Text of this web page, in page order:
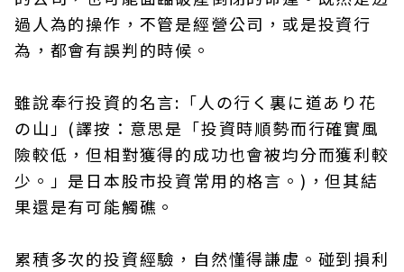
過人為的操作，不管是經營公司，或是投資行
為，都會有誤判的時候。
雖說奉行投資的名言:「人の行く裏に道あり花
の山」(譯按：意思是「投資時順勢而行確實風
險較低，但相對獲得的成功也會被均分而獲利較
少。」是日本股市投資常用的格言。)，但其結
果還是有可能觸礁。
累積多次的投資經驗，自然懂得謙虛。碰到損利